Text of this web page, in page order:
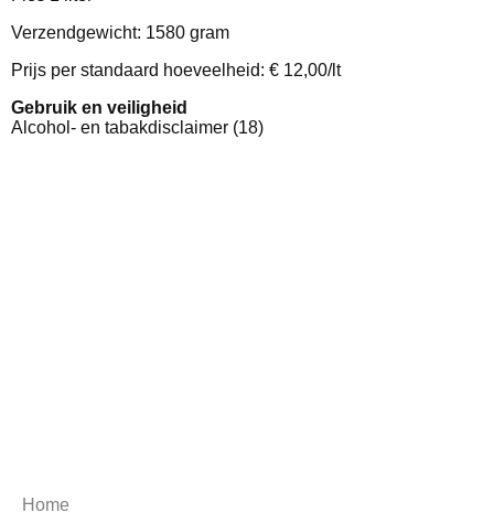
Verzendgewicht: 1580 gram
Prijs per standaard hoeveelheid: € 12,00/lt
Gebruik en veiligheid
Alcohol- en tabakdisclaimer (18)
Home